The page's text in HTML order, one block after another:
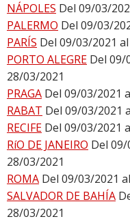
NÁPOLES Del 09/03/
PALERMO Del 09/03/
PARÍS Del 09/03/2021
PORTO ALEGRE Del 09/
28/03/2021
PRAGA Del 09/03/2021
RABAT Del 09/03/2021
RECIFE Del 09/03/2021
RíO DE JANEIRO Del
28/03/2021
ROMA Del 09/03/2021
SALVADOR DE BAHÍA
28/03/2021